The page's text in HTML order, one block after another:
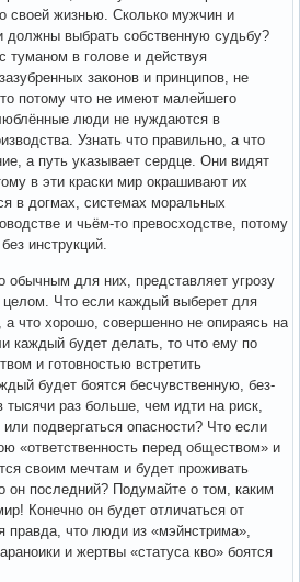
своей жизнью. Сколько мужчин и
должны выбрать собственную судьбу?
туманом в голове и действуя
законов и принципов, не
потому что не имеют малейшего
люди не нуждаются в
Узнать что правильно, а что
а путь указывает сердце. Они видят
в эти краски мир окрашивают их
в догмах, системах моральных
и чьём-то превосходстве, потому
инструкций.
обычным для них, представляет угрозу
Что если каждый выберет для
а что хорошо, совершенно не опираясь на
каждый будет делать, то что ему по
и готовностью встретить
будет боятся бесчувственную, без-
раз больше, чем идти на риск,
подвергаться опасности? Что если
«ответственность перед обществом» и
своим мечтам и будет проживать
он последний? Подумайте о том, каким
Конечно он будет отличаться от
правда, что люди из «мэйнстрима»,
и жертвы «статуса кво» боятся